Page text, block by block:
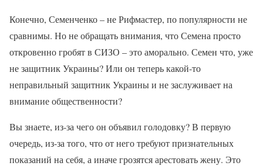
Конечно, Семенченко – не Рифмастер, по популярности не
сравнимы. Но не обращать внимания, что Семена просто
откровенно гробят в СИЗО – это аморально. Семен что, уже
не защитник Украины? Или он теперь какой-то
неправильный защитник Украины и не заслуживает на
внимание общественности?
Вы знаете, из-за чего он объявил голодовку? В первую
очередь, из-за того, что от него требуют признательных
показаний на себя, а иначе грозятся арестовать жену. Это